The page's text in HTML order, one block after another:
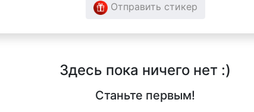
Отправить стикер
Здесь пока ничего нет :)
Станьте первым!